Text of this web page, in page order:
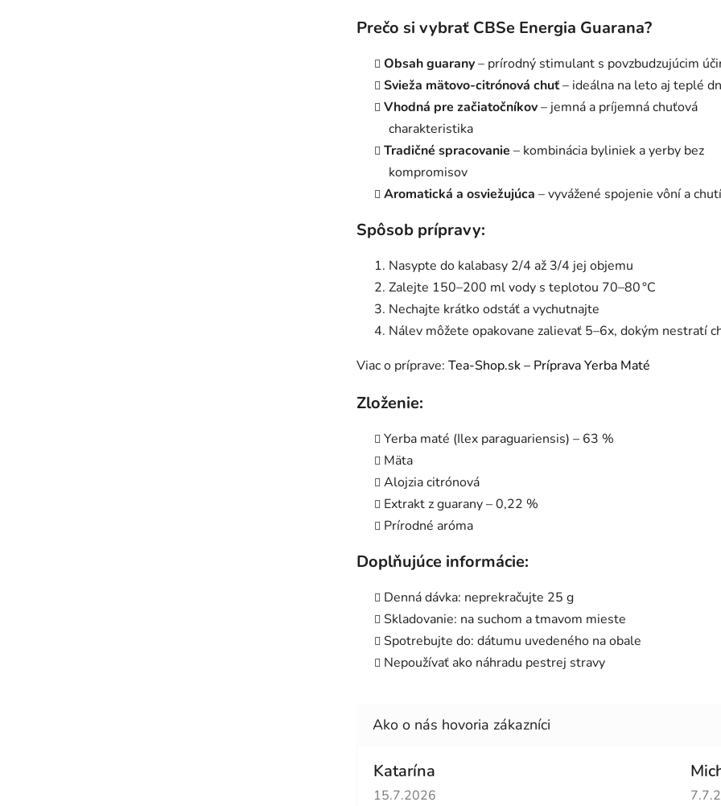
Prečo si vybrať CBSe Energia Guarana?
Obsah guarany– prírodný stimulant s povzbudzujúcim
Svieža mätovo-citrónová chuť– ideálna na leto aj teplé
Vhodná pre začiatočníkov– jemná a príjemná chuťová
charakteristika
Tradičné spracovanie – kombinácia byliniek a yerby bez
kompromisov
Aromatická a osviežujúca – vyvážené spojenie vôní a chutí
Spôsob prípravy:
Nasypte do kalabasy 2/4 až 3/4 jej objemu
Zalejte 150–200 ml vody s teplotou 70–80 °C
Nechajte krátko odstáť a vychutnajte
Nálev môžete opakovane zalievať 5–6x, dokým nestratí
Viac o príprave: Tea-Shop.sk – Príprava Yerba Maté
Zloženie:
Yerba maté (Ilex paraguariensis) – 63 %
Mäta
Alojzia citrónová
Extrakt z guarany – 0,22 %
Prírodné aróma
Doplňujúce informácie:
Denná dávka: neprekračujte 25 g
Skladovanie: na suchom a tmavom mieste
Spotrebujte do: dátumu uvedeného na obale
Nepoužívať ako náhradu pestrej stravy
Katarína
Hodnotenie obchodu je 5 z 5 hviezdičiek.
15.7.2026